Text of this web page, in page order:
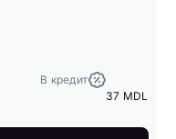
В кредит
37 MDL